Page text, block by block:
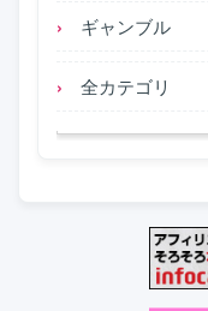
ギャンブル
全カテゴリ